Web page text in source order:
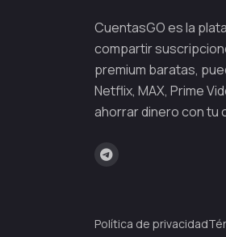
CuentasGO es la
compartir
premium baratas,
Netflix, MAX, Prime
ahorrar dinero con tu
Política de privacidad